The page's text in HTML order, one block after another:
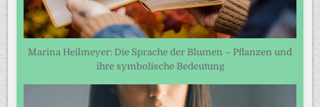
Marina Heilmeyer: Die Sprache der Blumen – Pflanzen und
ihre symbolische Bedeutung